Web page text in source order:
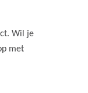
Wil je
met